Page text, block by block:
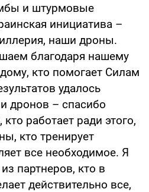
и штурмовые
инициатива –
наши дроны.
благодаря нашему
кто помогает Силам
удалось
дронов – спасибо
работает ради этого,
кто тренирует
все необходимое. Я
партнеров, кто в
действительно все,